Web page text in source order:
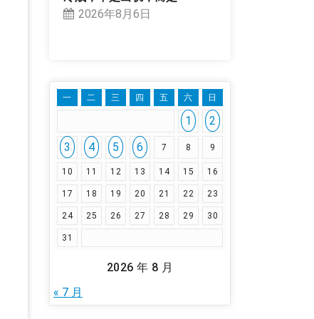
2026年8月6日
2026 年 8 月
一 二 三 四 五 六 日
1
2
3
4 5 6 7 8 9
10 11 12 13 14 15 16
17 18 19 20 21 22 23
24 25 26 27 28 29 30
31
« 7 月